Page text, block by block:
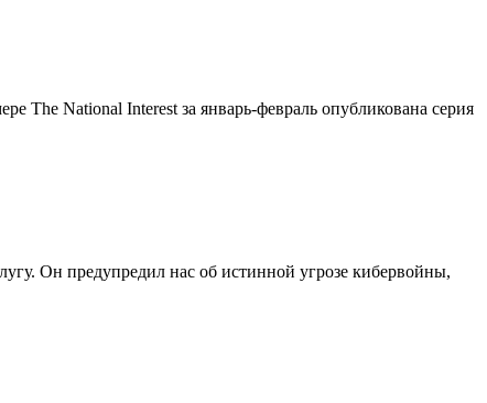
The National Interest за январь-февраль опубликована серия
Он предупредил нас об истинной угрозе кибервойны,